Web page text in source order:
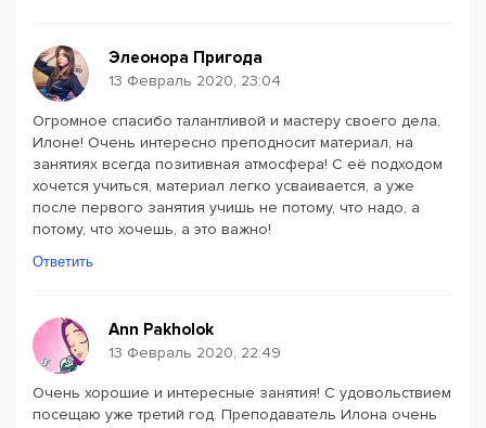
Элеонора Пригода
13 Февраль 2020, 23:04
Огромное спасибо талантливой и мастеру своего дела,
Илоне! Очень интересно преподносит материал, на
занятиях всегда позитивная атмосфера! С её подходом
хочется учиться, материал легко усваивается, а уже
после первого занятия учишь не потому, что надо, а
потому, что хочешь, а это важно!
Ответить
Ann Pakholok
13 Февраль 2020, 22:49
Очень хорошие и интересные занятия! С удовольствием
посещаю уже третий год. Преподаватель Илона очень